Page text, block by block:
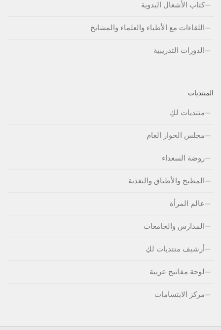
كتاب الأشغال اليدوية
اللقاءات مع الأطباء والعلماء والمشايخ
الدورات التدريبية
المنتديات
منتديات لكِ
مجلس الحوار العام
روضة السعداء
المطبخ والأطباق والتغذية
عالم المرأة
المدارس والجامعات
أرشيف منتديات لكِ
لوحة مفاتيج عربية
مركز الابتسامات